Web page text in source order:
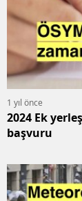
1 yıl önce
2024 Ek
başvuru